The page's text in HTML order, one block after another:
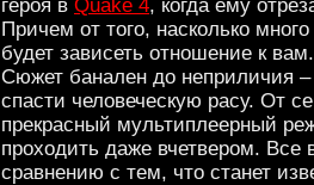
героя в Quake 4, когда ему
Причем от того, насколько
будет зависеть отношение к вам.
Сюжет банален до неприличия
спасти человеческую расу. От
прекрасный мультиплеерный
проходить даже вчетвером.
сравнению с тем, что станет